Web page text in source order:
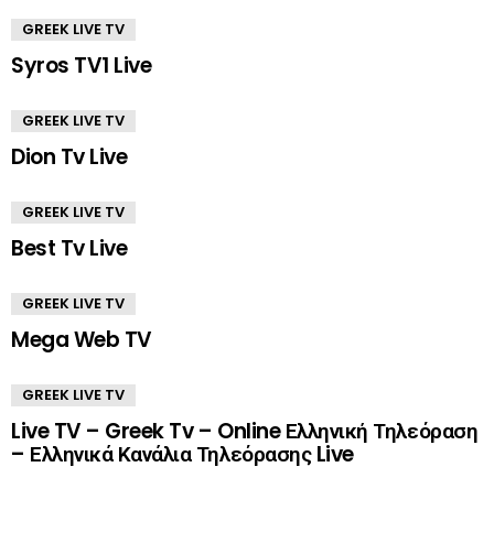
GREEK LIVE TV
Syros TV1 Live
GREEK LIVE TV
Dion Tv Live
GREEK LIVE TV
Best Tv Live
GREEK LIVE TV
Mega Web TV
GREEK LIVE TV
Live TV – Greek Tv – Online Ελληνική Τηλεόραση
– Ελληνικά Κανάλια Τηλεόρασης Live